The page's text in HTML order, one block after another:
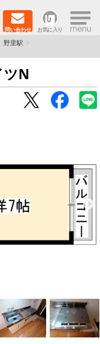
問い合わせ お気に入り ×
野里駅
ツN